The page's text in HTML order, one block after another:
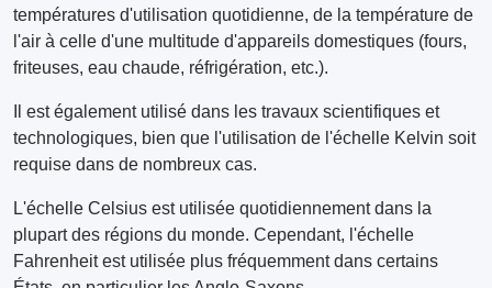
températures d'utilisation quotidienne, de la température de
l'air à celle d'une multitude d'appareils domestiques (fours,
friteuses, eau chaude, réfrigération, etc.).
Il est également utilisé dans les travaux scientifiques et
technologiques, bien que l'utilisation de l'échelle Kelvin soit
requise dans de nombreux cas.
L'échelle Celsius est utilisée quotidiennement dans la
plupart des régions du monde. Cependant, l'échelle
Fahrenheit est utilisée plus fréquemment dans certains